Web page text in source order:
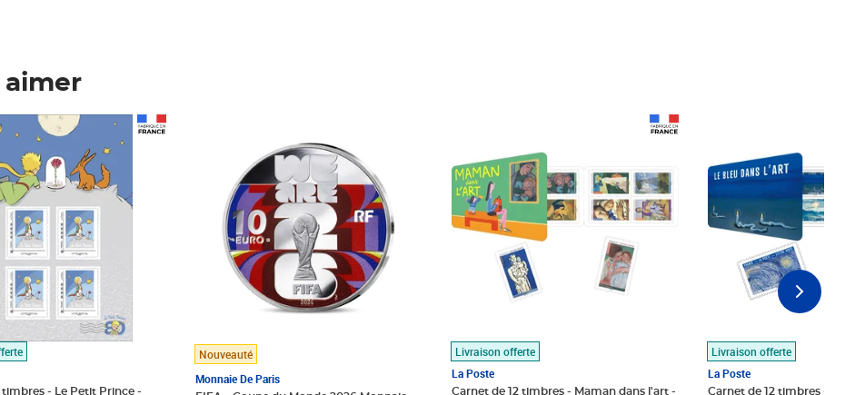
aimer
- Le Petit Prince -
Nouveauté
Monnaie De Paris
Livraison offerte
La Poste
Carnet de 12 timbres - Maman dans l'art -
Livraison offerte
La Poste
Carnet de 12 timbres - Le